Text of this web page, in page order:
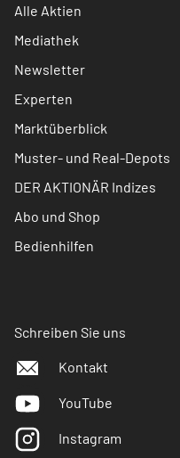
Alle Aktien
Mediathek
Newsletter
Experten
Marktüberblick
Muster- und Real-Depots
DER AKTIONÄR Indizes
Abo und Shop
Bedienhilfen
Schreiben Sie uns
Kontakt
YouTube
Instagram